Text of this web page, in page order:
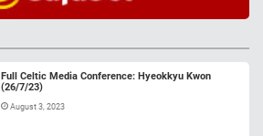
Full Celtic Media Conference: Hyeokkyu Kwon
(26/7/23)
August 3, 2023